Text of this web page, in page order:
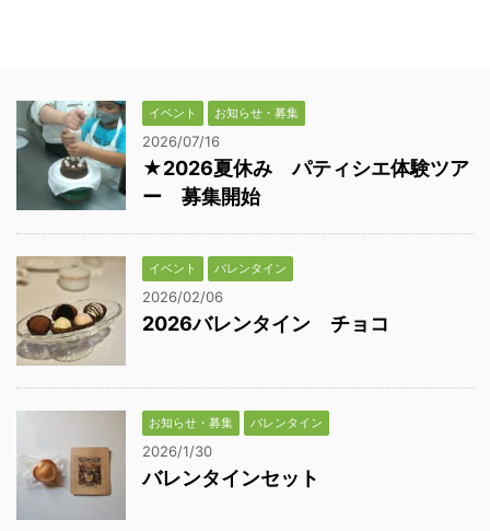
イベント お知らせ・募集
2026/07/16
★2026夏休み パティシエ体験ツア
ー 募集開始
イベント バレンタイン
2026/02/06
2026バレンタイン チョコ
お知らせ・募集 バレンタイン
2026/1/30
バレンタインセット